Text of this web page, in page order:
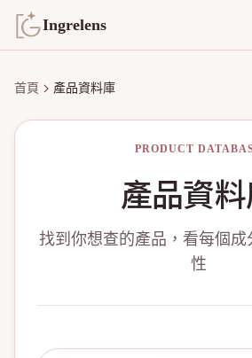
Ingrelens
首頁 產品資料庫
PRODUCT
產品資
找到你想查的產品，看每個成
性